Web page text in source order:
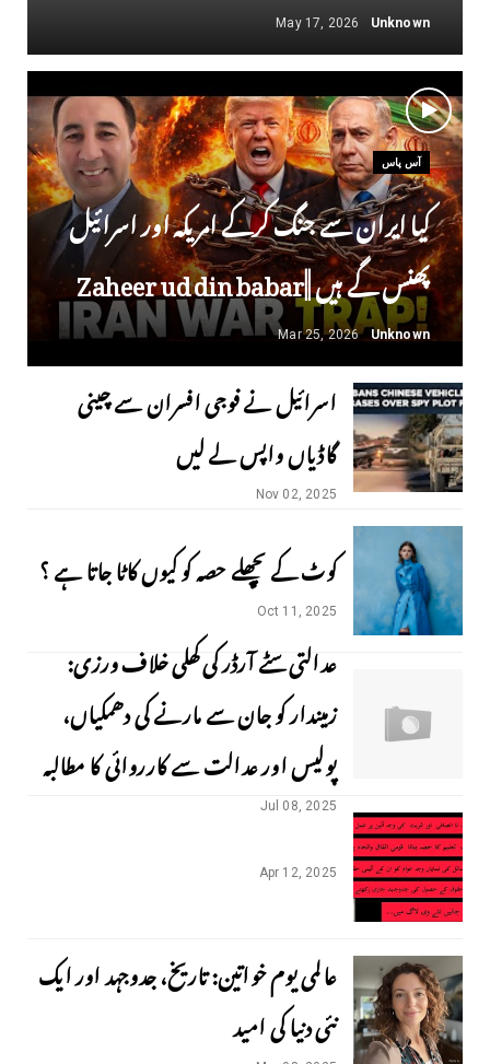
Unknown
May 17, 2026
آس پاس
کیا ایران سے جنگ کرکے امریکہ اور اسرائیل
پھنس گے ہیں ||Zaheer ud din babar
Unknown
Mar 25, 2026
اسرائیل نے فوجی افسران سے چینی
گاڈیاں واپس لے لیں
Nov 02, 2025
کوٹ کے پچھلے حصہ کو کیوں کاٹا جاتا ہے ؟
Oct 11, 2025
عدالتی سٹے آرڈر کی کھلی خلاف ورزی:
زمیندار کو جان سے مارنے کی دھمکیاں،
پولیس اور عدالت سے کارروائی کا مطالبہ
Jul 08, 2025
Apr 12, 2025
عالمی یوم خواتین: تاریخ، جدوجہد اور ایک
نئی دنیا کی امید